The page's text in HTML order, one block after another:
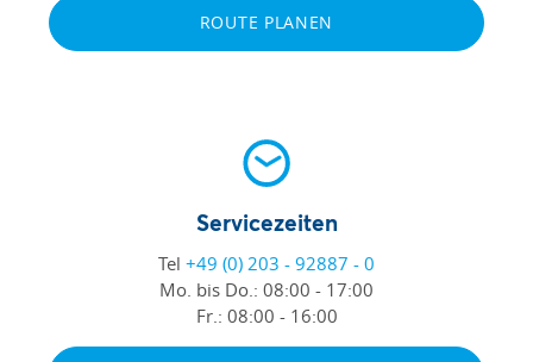
ROUTE PLANEN
Servicezeiten
Tel +49 (0) 203 - 92887 - 0
Mo. bis Do.: 08:00 - 17:00
Fr.: 08:00 - 16:00